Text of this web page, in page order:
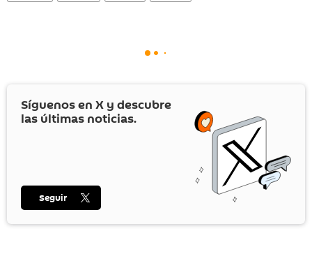
Síguenos en X y descubre
las últimas noticias.
Seguir